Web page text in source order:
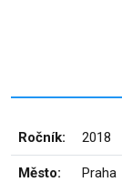
Ročník: 2018
Město: Praha